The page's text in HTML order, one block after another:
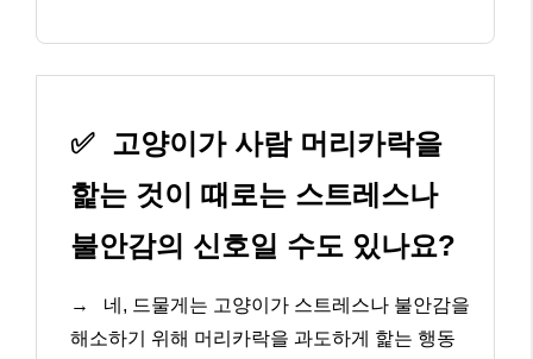
✅ 고양이가 사람 머리카락을
핥는 것이 때로는 스트레스나
불안감의 신호일 수도 있나요?
→
네, 드물게는 고양이가 스트레스나 불안감을
해소하기 위해 머리카락을 과도하게 핥는 행동